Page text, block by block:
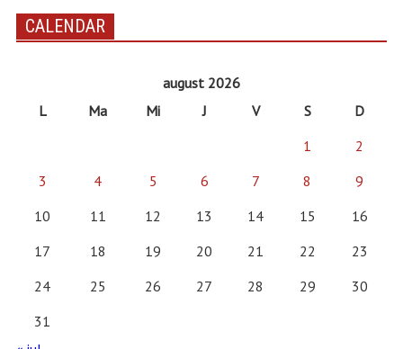
CALENDAR
august 2026
L
Ma Mi J V S
D
1
2
3
4 5 6 7 8
9
10
11 12 13 14 15
16
17
18 19 20 21 22
23
24
25 26 27 28 29
30
31